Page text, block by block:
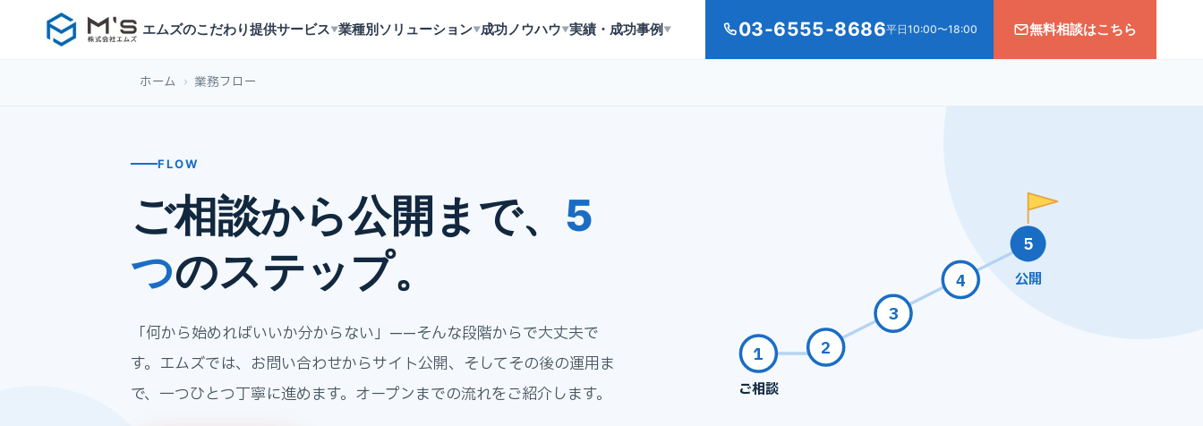
エムズのこだわり提供サービス▼業種別ソリューション▼成功ノウハウ▼実績・成功事例 ▼ 03-6555-8686平日10:00〜18:00 無料相談はこちら
ホーム › 業務フロー
FLOW
ご相談から公開まで、 5
つのステップ。
「何から始めればいいか分からない」——そんな段階からで大丈夫で
す。エムズでは、お問い合わせからサイト公開、そしてその後の運用ま
で、一つひとつ丁寧に進めます。オープンまでの流れをご紹介します。
1 2
3
4
5
ご相談
公開